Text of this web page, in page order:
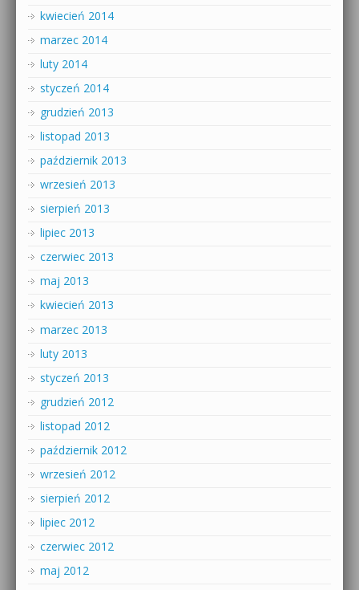
kwiecień 2014
marzec 2014
luty 2014
styczeń 2014
grudzień 2013
listopad 2013
październik 2013
wrzesień 2013
sierpień 2013
lipiec 2013
czerwiec 2013
maj 2013
kwiecień 2013
marzec 2013
luty 2013
styczeń 2013
grudzień 2012
listopad 2012
październik 2012
wrzesień 2012
sierpień 2012
lipiec 2012
czerwiec 2012
maj 2012